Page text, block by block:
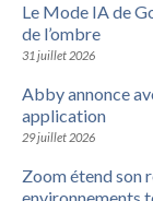
Le Mode IA de
de l’ombre
31 juillet 2026
Abby annonce
application
29 juillet 2026
Zoom étend son